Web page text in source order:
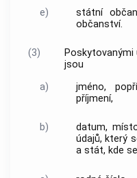
e)
státní
občanství.
(3)
jsou
a)
jméno,
příjmení,
b)
datum,
údajů, který
a stát, kde